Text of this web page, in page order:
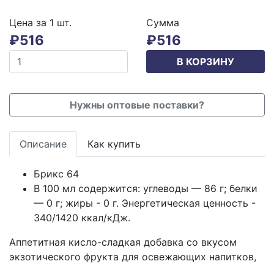
Цена за 1 шт.
₽516
Сумма
₽516
В КОРЗИНУ
Нужны оптовые поставки?
Описание Как купить
Брикс 64
В 100 мл содержится: углеводы — 86 г; белки
— 0 г; жиры - 0 г. Энергетическая ценность -
340/1420 ккал/кДж.
Аппетитная кисло-сладкая добавка со вкусом
экзотического фрукта для освежающих напитков,